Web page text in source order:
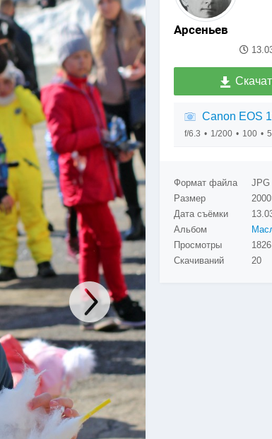
Арсеньев
Canon EOS
f/6.3 1/200 100
Формат файла
JPG
Размер
Дата съёмки
Альбом
Просмотры
Скачиваний
20